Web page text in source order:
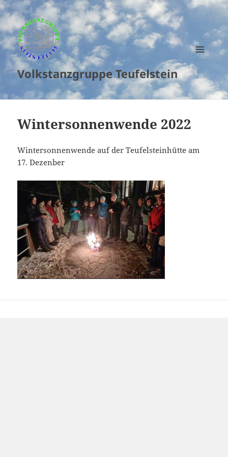
Volkstanzgruppe Teufelstein
MENU
AND
WIDGETS
Wintersonnenwende 2022
Wintersonnenwende auf der Teufelsteinhütte am
17. Dezenber